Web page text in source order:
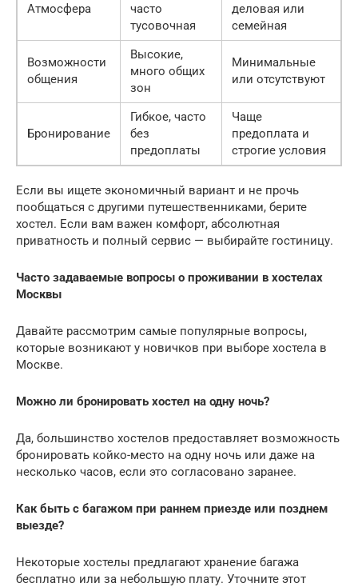
Атмосфера
часто
тусовочная
деловая или
семейная
Возможности
общения
Высокие,
много общих
зон
Минимальные
или отсутствуют
Бронирование
Гибкое, часто
без
предоплаты
Чаще
предоплата и
строгие условия
Если вы ищете экономичный вариант и не прочь
пообщаться с другими путешественниками, берите
хостел. Если вам важен комфорт, абсолютная
приватность и полный сервис — выбирайте гостиницу.
Часто задаваемые вопросы о проживании в хостелах
Москвы
Давайте рассмотрим самые популярные вопросы,
которые возникают у новичков при выборе хостела в
Москве.
Можно ли бронировать хостел на одну ночь?
Да, большинство хостелов предоставляет возможность
бронировать койко-место на одну ночь или даже на
несколько часов, если это согласовано заранее.
Как быть с багажом при раннем приезде или позднем
выезде?
Некоторые хостелы предлагают хранение багажа
бесплатно или за небольшую плату. Уточните этот